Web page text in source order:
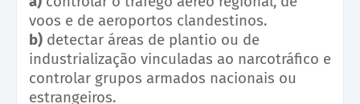
voos e de aeroportos clandestinos.
b) detectar áreas de plantio ou de
industrialização vinculadas ao narcotráfico e
controlar grupos armados nacionais ou
estrangeiros.